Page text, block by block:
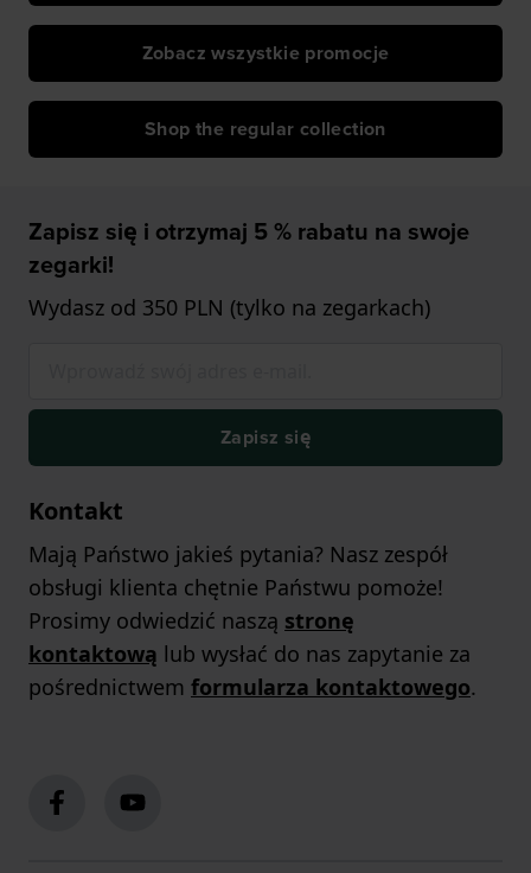
Zobacz wszystkie promocje
Shop the regular collection
Zapisz się i otrzymaj 5 % rabatu na swoje
zegarki!
Wydasz od 350 PLN (tylko na zegarkach)
Zapisz się
Kontakt
Mają Państwo jakieś pytania? Nasz zespół
obsługi klienta chętnie Państwu pomoże!
Prosimy odwiedzić naszą stronę
kontaktową lub wysłać do nas zapytanie za
pośrednictwem formularza kontaktowego.